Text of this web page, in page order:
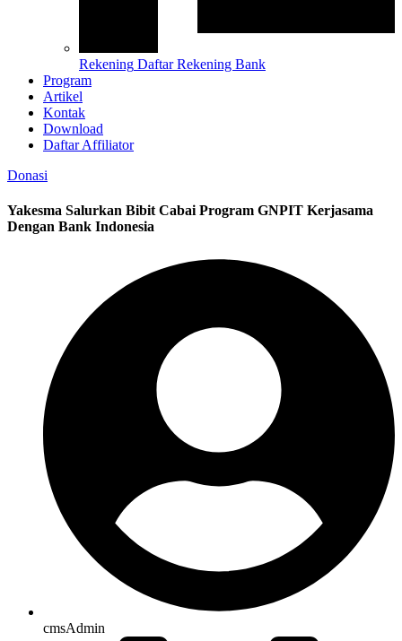
Rekening Daftar Rekening Bank
Program
Artikel
Kontak
Download
Daftar Affiliator
Donasi
Yakesma Salurkan Bibit Cabai Program GNPIT Kerjasama
Dengan Bank Indonesia
cmsAdmin